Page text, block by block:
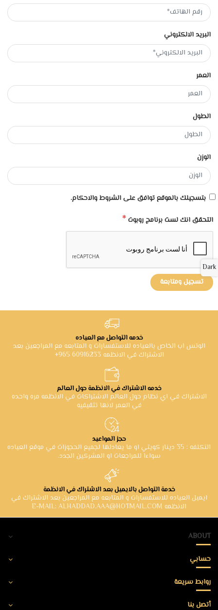
البريد الالكتروني
العمر
الطول
الوزن
بتسجيلك بالموقع توافق على الشروط والاحكام.
التحقق انك لست برنامج روبوت*
تسجيل ومتابعة
خدمه التواصل مع العياده
الوتس اب الخاص بالعياده للاستفسارات و المتابعه مع المراجعين بعد
الاشتراك في الانظمه 60916233 965+
خدمه الاشتراك في الانظمة حول العالم
الاشتراك في اي نظام حول العالم الاشتراكات في الانظمه مره واحده
في العمر لانها تثقيفيه
حجز المواعيد
التكلفه : 35 دينار كويتي او ما يعادلها لجميع الحجوزات في موقع العياده
سواءا للمراجعات او المشركين الجدد.
خدمة التواصل بالايميل بعد الاشتراك في الانظمة
ايميل العياده للاستفسارات و المتابعه مع المراجعين بعد الاشتراك في
الانظمه E-MAIL: ALHADDAD.AAA@HOTMAIL.COM
ABOUT
حسابي
روابط سريعة
أتصل بنا
Dark